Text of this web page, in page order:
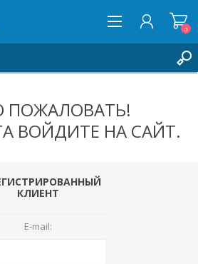
0
0
ПОЖАЛОВАТЬ!
ВОЙДИТЕ НА САЙТ.
КЛИЕНТ
E-mail: